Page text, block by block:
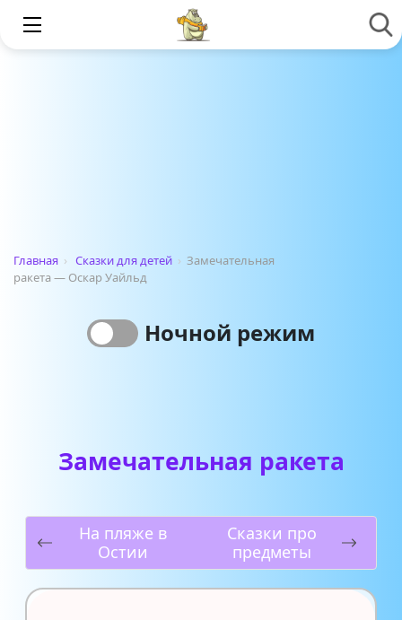
Главная › Сказки для детей › Замечательная
ракета — Оскар Уайльд
Ночной режим
Замечательная ракета
На пляже в
Остии
Сказки про
предметы